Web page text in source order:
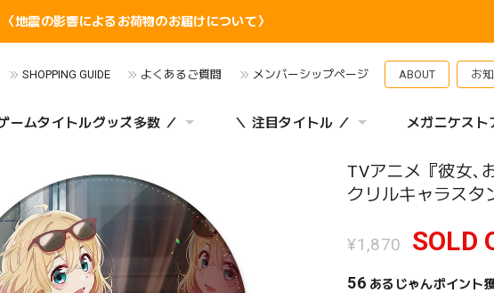
〈地震の影響によるお荷物のお届けについて〉
SHOPPING GUIDE よくあるご質問 メンバーシップページ ABOUT お
ームタイトルグッズ多数 ／ ＼ 注目タイトル ／ メガニケスト
TVアニメ『彼女､
クリルキャラスタ
¥1,870 SOLD
56 あるじゃんポイント